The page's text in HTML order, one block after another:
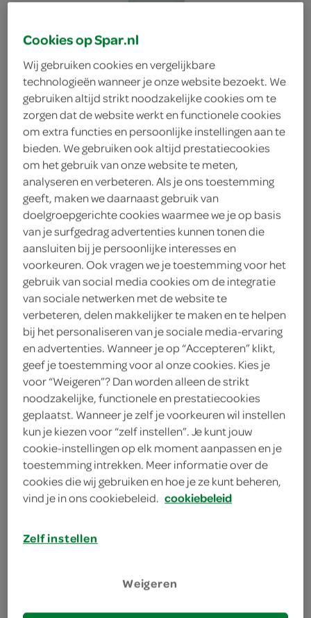
g'woon saus whisky
cocktail
g'woon
1.
25
300 Milliliter
Let op: aanbiedingen zijn niet zichtbaar bij de
producten, maar worden wél automatisch
verwerkt in de winkelmand.
omschrijving
zoetstoffen
Cookies op Spar.nl
Wij gebruiken cookies en vergelijkbare
technologieën wanneer je onze website bezoekt. We
gebruiken altijd strikt noodzakelijke cookies om te
zorgen dat de website werkt en functionele cookies
om extra functies en persoonlijke instellingen aan te
bieden. We gebruiken ook altijd prestatiecookies
om het gebruik van onze website te meten,
analyseren en verbeteren. Als je ons toestemming
geeft, maken we daarnaast gebruik van
doelgroepgerichte cookies waarmee we je op basis
van je surfgedrag advertenties kunnen tonen die
aansluiten bij je persoonlijke interesses en
voorkeuren. Ook vragen we je toestemming voor het
gebruik van social media cookies om de integratie
van sociale netwerken met de website te
verbeteren, delen makkelijker te maken en te helpen
bij het personaliseren van je sociale media-ervaring
en advertenties. Wanneer je op “Accepteren” klikt,
geef je toestemming voor al onze cookies. Kies je
voor “Weigeren”? Dan worden alleen de strikt
noodzakelijke, functionele en prestatiecookies
geplaatst. Wanneer je zelf je voorkeuren wil instellen
kun je kiezen voor “zelf instellen”. Je kunt jouw
cookie-instellingen op elk moment aanpassen en je
toestemming intrekken. Meer informatie over de
cookies die wij gebruiken en hoe je ze kunt beheren,
vind je in ons cookiebeleid. cookiebeleid
Zelf instellen
Weigeren